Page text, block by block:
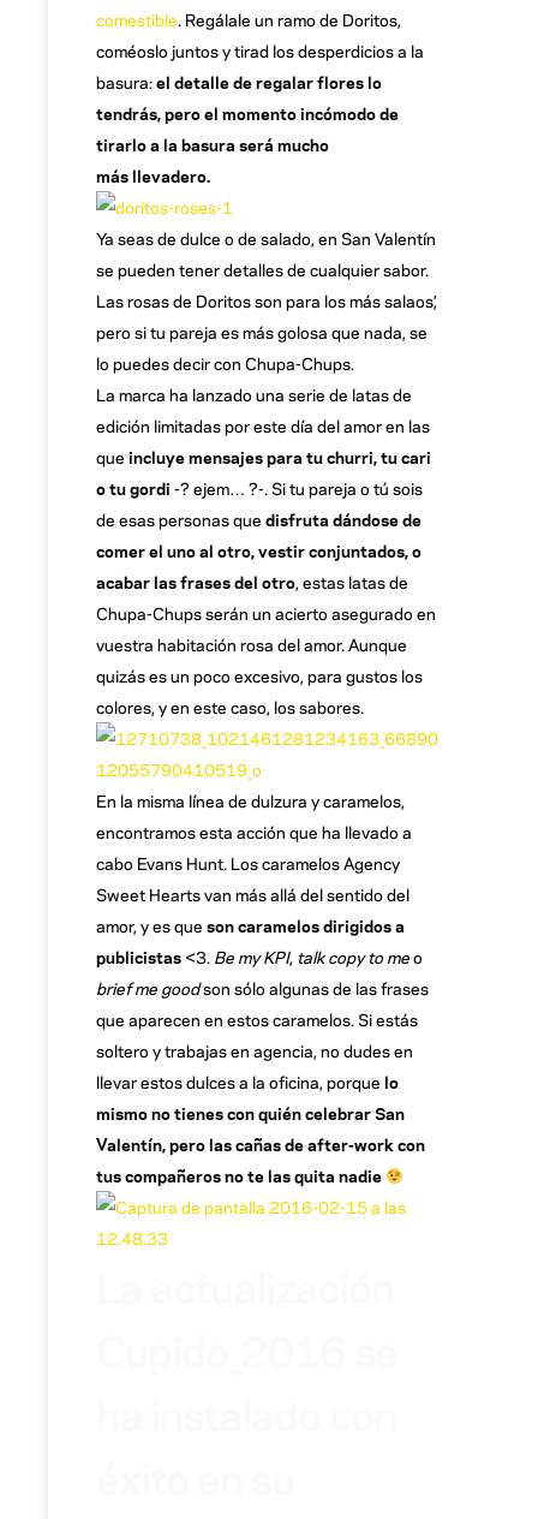
comestible. Regálale un ramo de Doritos,
coméoslo juntos y tirad los desperdicios a la
basura:el detalle de regalar flores lo
tendrás, pero el momento incómodo de
tirarlo a la basura será mucho
más llevadero.
Ya seas de dulce o de salado, en San Valentín
se pueden tener detalles de cualquier sabor.
Las rosas de Doritos son para los más salaos’,
pero si tu pareja es más golosa que nada, se
lo puedes decir con Chupa-Chups.
La marca ha lanzado una serie de latas de
edición limitadas por este día del amor en las
que incluye mensajes para tu churri, tu cari
o tu gordi -? ejem… ?-. Si tu pareja o tú sois
de esas personas que disfruta dándose de
comer el uno al otro, vestir conjuntados, o
acabar las frases del otro, estas latas de
Chupa-Chups serán un acierto asegurado en
vuestra habitación rosa del amor. Aunque
quizás es un poco excesivo, para gustos los
colores, y en este caso, los sabores.
En la misma línea de dulzura y caramelos,
encontramos esta acción que ha llevado a
cabo Evans Hunt. Los caramelos Agency
Sweet Hearts van más allá del sentido del
amor, y es que son caramelos dirigidos a
publicistas <3. Be my KPI, talk copy to meo
brief me goodson sólo algunas de las frases
que aparecen en estos caramelos. Si estás
soltero y trabajas en agencia, no dudes en
llevar estos dulces a la oficina, porque lo
mismo no tienes con quién celebrar San
Valentín, pero las cañas de after-work con
tus compañeros no te las quita nadie